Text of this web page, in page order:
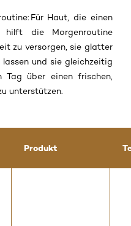
Für Haut, die einen
hilft die Morgenroutine
zu versorgen, sie glatter
und sie gleichzeitig
Tag über einen frischen,
unterstützen.
Produkt